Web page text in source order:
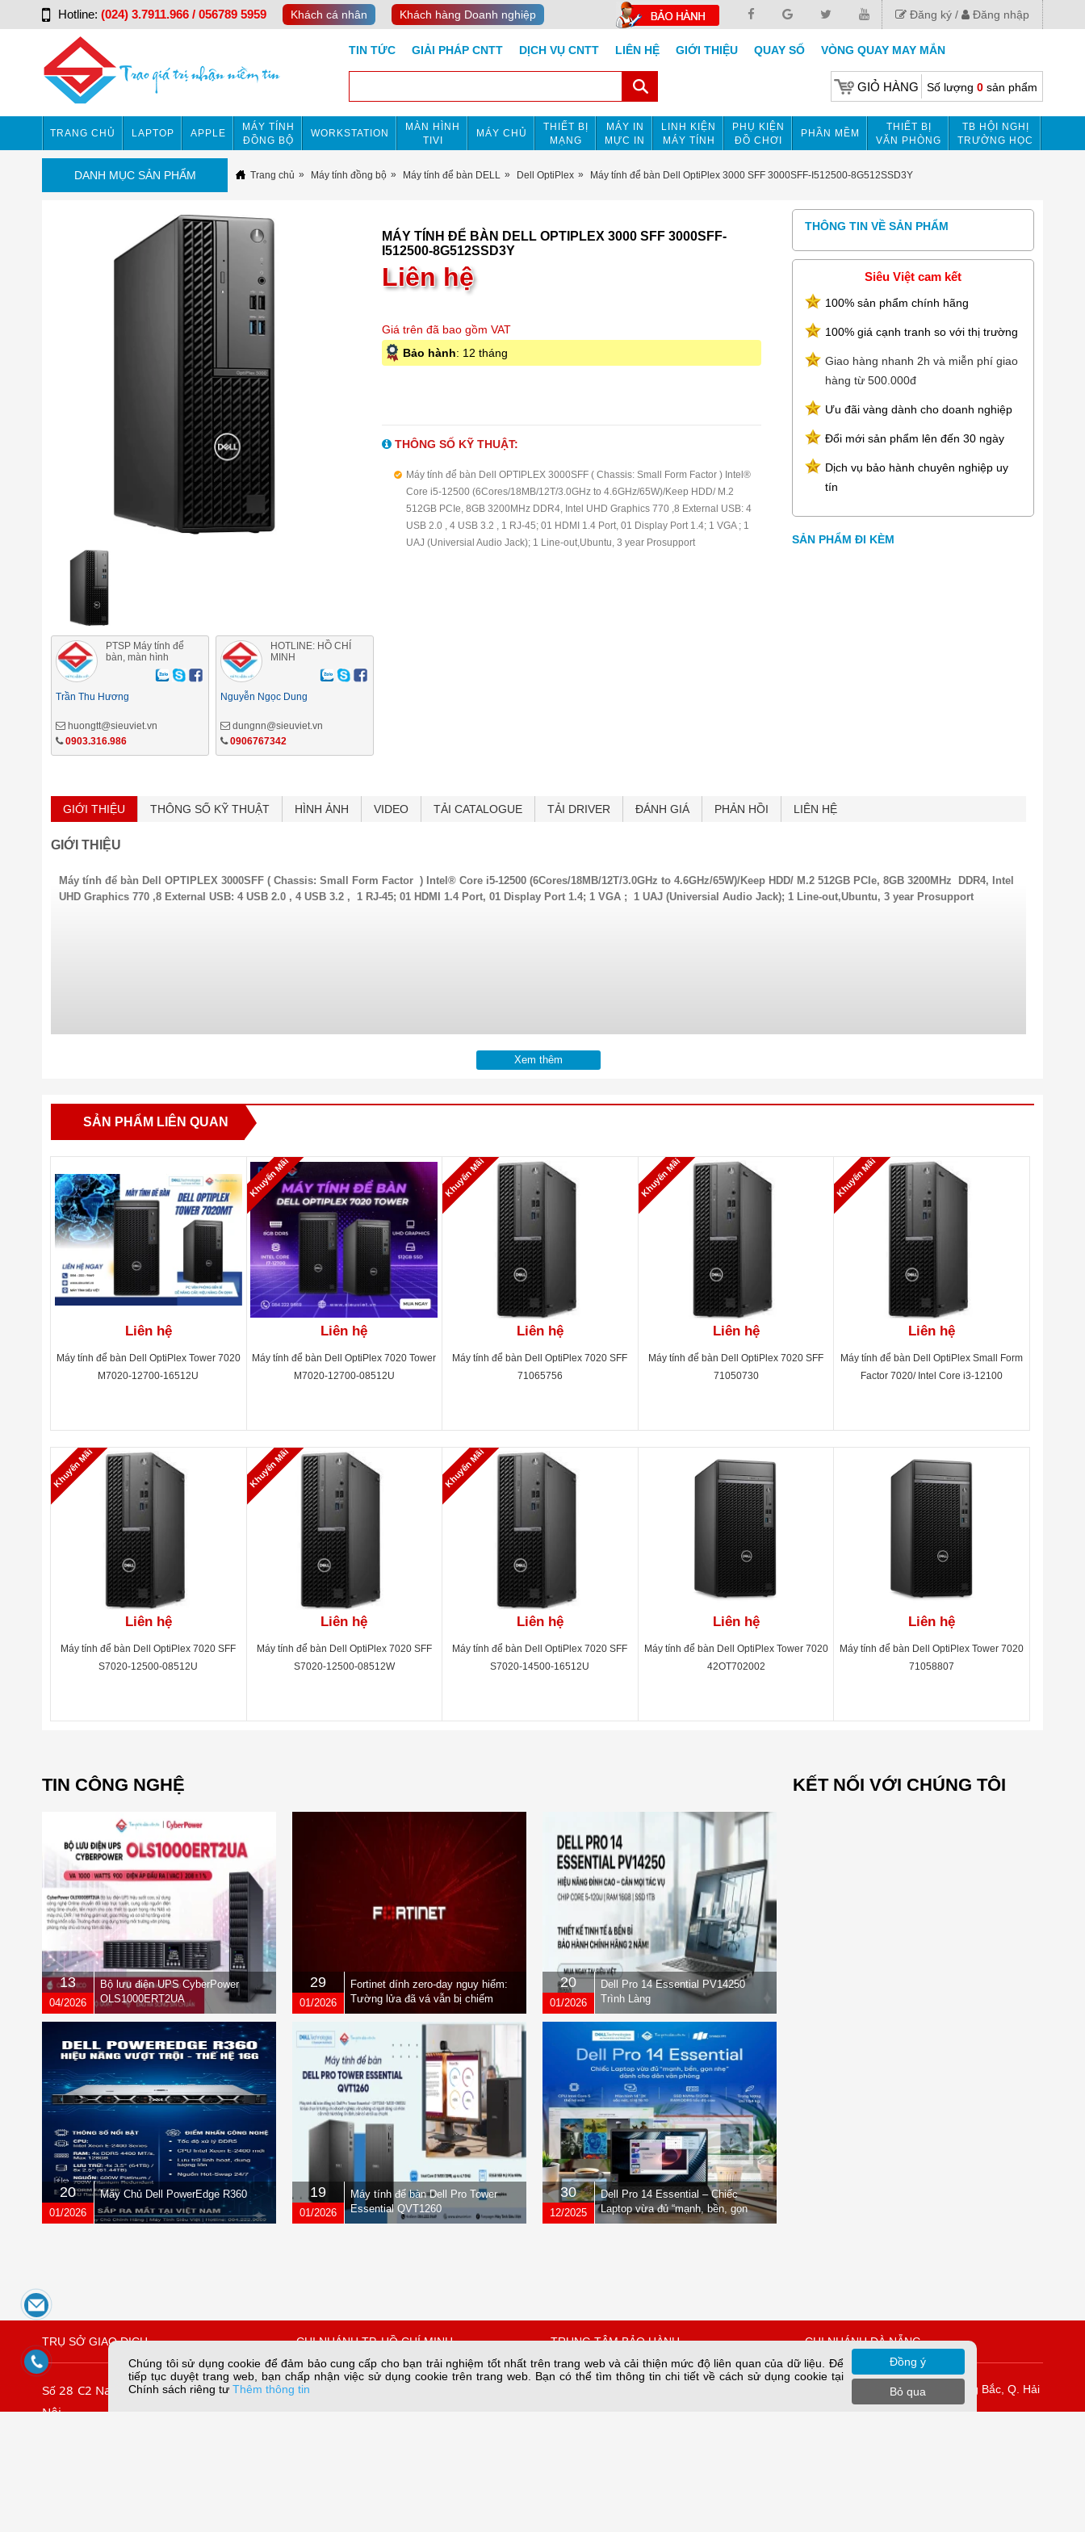
Hotline: (024) 3.7911.966 / 056789 5959 Khách cá nhân Khách hàng Doanh nghiệp Đăng ký Đăng nhập
TIN TỨC GIẢI PHÁP CNTT DỊCH VỤ CNTT LIÊN HỆ GIỚI THIỆU QUAY SỐ VÒNG QUAY MAY MẮN
GIỎ HÀNG Số lượng 0sản phẩm
TRANG CHỦ LAPTOP APPLE
MÁY TÍNH
ĐỒNG BỘ
WORKSTATION
MÀN HÌNH
TIVI
MÁY CHỦ
THIẾT BỊ
MẠNG
MÁY IN
MỰC IN
LINH KIỆN
MÁY TÍNH
PHỤ KIỆN
ĐỒ CHƠI
PHẦN MỀM
THIẾT BỊ
VĂN PHÒNG
TB HỘI NGHỊ
TRƯỜNG HỌC
DANH MỤC SẢN PHẨM Trang chủ Máy tính đồng bộ Máy tính để bàn DELL Dell OptiPlex Máy tính để bàn Dell OptiPlex 3000 SFF 3000SFF-I512500-8G512SSD3Y
PTSP Máy tính để
bàn, màn hình
Trần Thu Hương
huongtt@sieuviet.vn
0903.316.986
HOTLINE: HỒ CHÍ
MINH
Nguyễn Ngọc Dung
dungnn@sieuviet.vn
0906767342
MÁY TÍNH ĐỂ BÀN DELL OPTIPLEX 3000 SFF 3000SFF-
I512500-8G512SSD3Y
Liên hệ
Giá trên đã bao gồm VAT
Bảo hành: 12 tháng
THÔNG SỐ KỸ THUẬT:
Máy tính để bàn Dell OPTIPLEX 3000SFF ( Chassis: Small Form Factor ) Intel®
Core i5-12500 (6Cores/18MB/12T/3.0GHz to 4.6GHz/65W)/Keep HDD/ M.2
512GB PCIe, 8GB 3200MHz DDR4, Intel UHD Graphics 770 ,8 External USB: 4
USB 2.0 , 4 USB 3.2 , 1 RJ-45; 01 HDMI 1.4 Port, 01 Display Port 1.4; 1 VGA ; 1
UAJ (Universial Audio Jack); 1 Line-out,Ubuntu, 3 year Prosupport
THÔNG TIN VỀ SẢN PHẨM
Siêu Việt cam kết
100% sản phẩm chính hãng
100% giá cạnh tranh so với thị trường
Giao hàng nhanh 2h và miễn phí giao
hàng từ 500.000đ
Ưu đãi vàng dành cho doanh nghiệp
Đổi mới sản phẩm lên đến 30 ngày
Dịch vụ bảo hành chuyên nghiệp uy
tín
SẢN PHẨM ĐI KÈM
GIỚI THIỆU THÔNG SỐ KỸ THUẬT HÌNH ẢNH VIDEO TẢI CATALOGUE TẢI DRIVER ĐÁNH GIÁ PHẢN HỒI LIÊN HỆ
GIỚI THIỆU
Máy tính để bàn Dell OPTIPLEX 3000SFF ( Chassis: Small Form Factor ) Intel® Core i5-12500 (6Cores/18MB/12T/3.0GHz to 4.6GHz/65W)/Keep HDD/ M.2 512GB PCIe, 8GB 3200MHz DDR4, Intel
UHD Graphics 770 ,8 External USB: 4 USB 2.0 , 4 USB 3.2 , 1 RJ-45; 01 HDMI 1.4 Port, 01 Display Port 1.4; 1 VGA ; 1 UAJ (Universial Audio Jack); 1 Line-out,Ubuntu, 3 year Prosupport
Xem thêm
SẢN PHẨM LIÊN QUAN
Liên hệ
Máy tính để bàn Dell OptiPlex Tower 7020
M7020-12700-16512U
Khuyến Mãi
Liên hệ
Máy tính để bàn Dell OptiPlex 7020 Tower
M7020-12700-08512U
Khuyến Mãi
Liên hệ
Máy tính để bàn Dell OptiPlex 7020 SFF
71065756
Khuyến Mãi
Liên hệ
Máy tính để bàn Dell OptiPlex 7020 SFF
71050730
Khuyến Mãi
Liên hệ
Máy tính để bàn Dell OptiPlex Small Form
Factor 7020/ Intel Core i3-12100
Khuyến Mãi
Liên hệ
Máy tính để bàn Dell OptiPlex 7020 SFF
S7020-12500-08512U
Khuyến Mãi
Liên hệ
Máy tính để bàn Dell OptiPlex 7020 SFF
S7020-12500-08512W
Khuyến Mãi
Liên hệ
Máy tính để bàn Dell OptiPlex 7020 SFF
S7020-14500-16512U
Liên hệ
Máy tính để bàn Dell OptiPlex Tower 7020
42OT702002
Liên hệ
Máy tính để bàn Dell OptiPlex Tower 7020
71058807
TIN CÔNG NGHỆ
13
04/2026
Bộ lưu điện UPS CyberPower
OLS1000ERT2UA
29
01/2026
Fortinet dính zero-day nguy hiểm:
Tường lửa đã vá vẫn bị chiếm
quyền
20
01/2026
Dell Pro 14 Essential PV14250
Trình Làng
20
01/2026
Máy Chủ Dell PowerEdge R360 19
01/2026
Máy tính để bàn Dell Pro Tower
Essential QVT1260
30
12/2025
Dell Pro 14 Essential – Chiếc
Laptop vừa đủ “mạnh, bền, gọn
nhẹ” dành cho dân văn phòng
KẾT NỐI VỚI CHÚNG TÔI
TRỤ SỞ GIAO DỊCH
Số 28 C2 Nam Trung Yên, Yên Hòa, Hà
Nội.
CHI NHÁNH TP. HỒ CHÍ MINH
109/45 Lê Quốc Hưng, Phường Xóm
TRUNG TÂM BẢO HÀNH CHI NHÁNH ĐÀ NẴNG
K42/H2/14 Tiểu La, P. Hòa Cường Bắc, Q. Hải
Chúng tôi sử dụng cookie để đảm bảo cung cấp cho bạn trải nghiệm tốt nhất trên trang web và cải thiện mức độ liên quan của dữ liệu. Để
tiếp tục duyệt trang web, bạn chấp nhận việc sử dụng cookie trên trang web. Bạn có thể tìm thông tin chi tiết về cách sử dụng cookie tại
Chính sách riêng tưThêm thông tin
Đồng ý
Bỏ qua